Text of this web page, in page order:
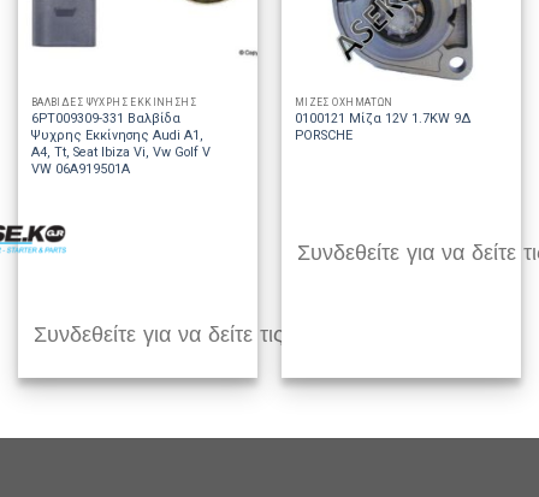
ΒΑΛΒΙΔΕΣ ΨΥΧΡΗΣ ΕΚΚΙΝΗΣΗΣ
6PT009309-331 Βαλβίδα
Ψυχρης Εκκίνησης Audi A1,
A4, Tt, Seat Ibiza Vi, Vw Golf V
VW 06A919501A
Συνδεθείτε για να δείτε τις τιμές
ΜΙΖΕΣ ΟΧΗΜΑΤΩΝ
0100121 Μίζα 12V 1.7KW 9Δ
PORSCHE
Συνδεθείτε για να δείτε